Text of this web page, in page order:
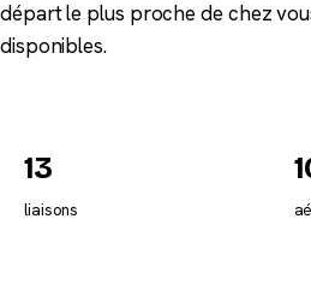
départ le plus proche de chez
disponibles.
13
liaisons